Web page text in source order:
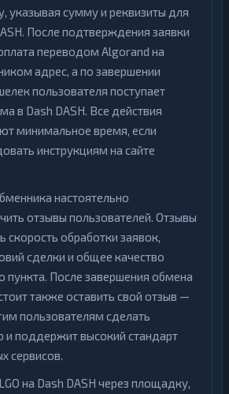
указывая сумму и реквизиты для
После подтверждения заявки
переводом Algorand на
адрес, а по завершении
пользователя поступает
в Dash DASH. Все действия
минимальное время, если
инструкциям на сайте
настоятельно
отзывы пользователей. Отзывы
обработки заявок,
сделки и общее качество
пункта. После завершения обмена
также оставить свой отзыв —
пользователям сделать
и поддержит высокий стандарт
сервисов.
на Dash DASH через площадку,